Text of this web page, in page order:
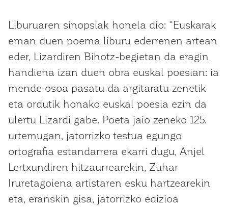
Liburuaren sinopsiak honela dio: “Euskarak
eman duen poema liburu ederrenen artean
eder, Lizardiren Bihotz-begietan da eragin
handiena izan duen obra euskal poesian: ia
mende osoa pasatu da argitaratu zenetik
eta ordutik honako euskal poesia ezin da
ulertu Lizardi gabe. Poeta jaio zeneko 125.
urtemugan, jatorrizko testua egungo
ortografia estandarrera ekarri dugu, Anjel
Lertxundiren hitzaurrearekin, Zuhar
Iruretagoiena artistaren esku hartzearekin
eta, eranskin gisa, jatorrizko edizioa